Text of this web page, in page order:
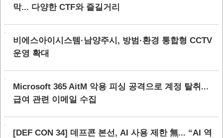
막... 다양한 CTF와 즐길거리
비에스아이시스템·남양주시, 방범·환경 통합형 CCTV
운영 확대
Microsoft 365 AitM 악용 피싱 공격으로 계정 탈취...
급여 관련 이메일 수집
[DEF CON 34] 데프콘 본선, AI 사용 제한 無... “AI 역